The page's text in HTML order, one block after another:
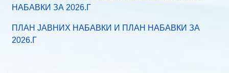
НАБАВКИ ЗА 2026.Г
ПЛАН ЈАВНИХ НАБАВКИ И ПЛАН НАБАВКИ ЗА
2026.Г